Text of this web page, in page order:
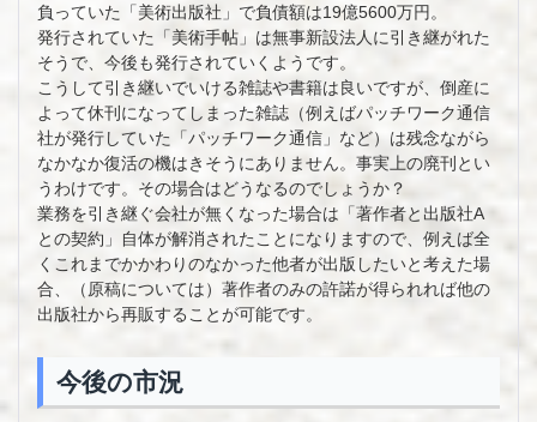
負っていた「美術出版社」で負債額は19億5600万円。
発行されていた「美術手帖」は無事新設法人に引き継がれた
そうで、今後も発行されていくようです。
こうして引き継いでいける雑誌や書籍は良いですが、倒産に
よって休刊になってしまった雑誌（例えばパッチワーク通信
社が発行していた「パッチワーク通信」など）は残念ながら
なかなか復活の機はきそうにありません。事実上の廃刊とい
うわけです。その場合はどうなるのでしょうか？
業務を引き継ぐ会社が無くなった場合は「著作者と出版社A
との契約」自体が解消されたことになりますので、例えば全
くこれまでかかわりのなかった他者が出版したいと考えた場
合、（原稿については）著作者のみの許諾が得られれば他の
出版社から再販することが可能です。
今後の市況